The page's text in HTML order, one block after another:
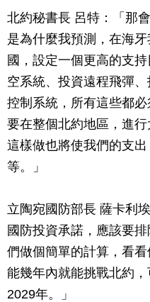
北約秘書長 呂特：「那
是為什麼我預測，在海
國，設定一個更高的支
空系統、投資遠程飛彈
控制系統，所有這些都
要在整個北約地區，進
這樣做也將使我們的支
等。」
立陶宛國防部長 薩卡利
國防投資承諾，應該要
們做個簡單的計算，看
能幾年內就能挑戰北約
2029年。」